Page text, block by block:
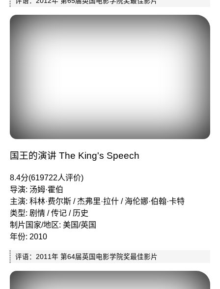
国王的演讲 The King's Speech
8.4分(619722人评价)
导演: 汤姆·霍伯
主演: 科林·费尔斯 / 杰弗里·拉什 / 海伦娜·伯翰·卡特
类型: 剧情 / 传记 / 历史
制片国家/地区: 美国/英国
年份: 2010
评语：2011年 第64届英国电影学院奖最佳影片